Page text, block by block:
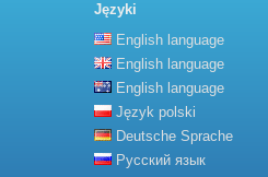
Języki
English language
English language
English language
Język polski
Deutsche Sprache
Русский язык